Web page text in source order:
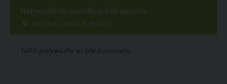
Nervanderin puistikon koirapuisto
Nervarderinkatu 8, Helsinki
Tällä palvelulla ei ole kuvausta.